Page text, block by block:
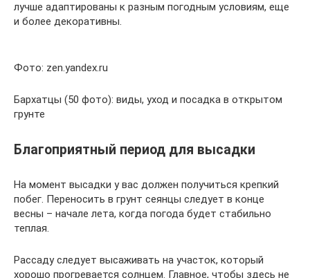
лучше адаптированы к разным погодным условиям, еще
и более декоративны.
Фото: zen.yandex.ru
Бархатцы (50 фото): виды, уход и посадка в открытом
грунте
Благоприятный период для высадки
На момент высадки у вас должен получиться крепкий
побег. Переносить в грунт сеянцы следует в конце
весны – начале лета, когда погода будет стабильно
теплая.
Рассаду следует высаживать на участок, который
хорошо прогревается солнцем. Главное, чтобы здесь не